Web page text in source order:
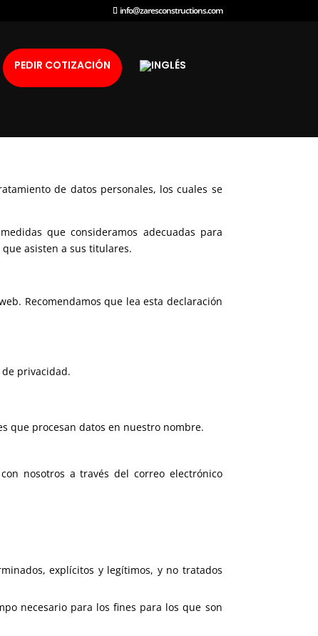
info@zaresconstructions.com
PEDIR COTIZACIÓN
de datos personales, los cuales se
que consideramos adecuadas para
asisten a sus titulares.
Recomendamos que lea esta declaración
privacidad.
que procesan datos en nuestro nombre.
nosotros a través del correo electrónico
explícitos y legítimos, y no tratados
necesario para los fines para los que son